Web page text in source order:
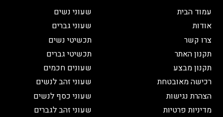
עמוד הבית
אודות
צרו קשר
תקנון האתר
תקנון מבצע
רכישה מאובטחת
הצהרת נגישות
מדיניות פרטיות
שעוני נשים
שעוני גברים
תכשיטי נשים
תכשיטי גברים
שעונים חכמים
שעוני זהב לנשים
שעוני כסף לנשים
שעוני זהב לגברים